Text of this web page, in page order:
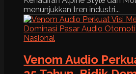
menunjukkan tren industri...
Venom Audio